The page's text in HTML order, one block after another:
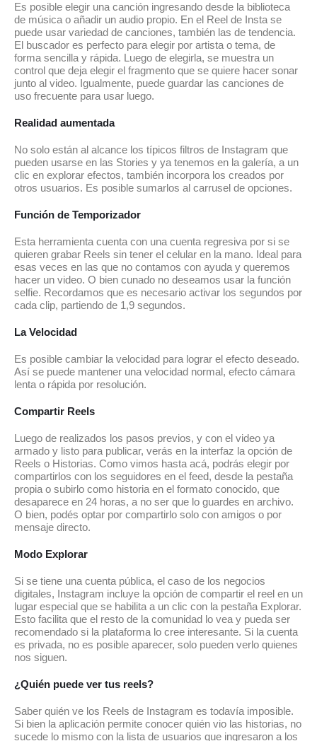
Es posible elegir una canción ingresando desde la biblioteca
de música o añadir un audio propio. En el Reel de Insta se
puede usar variedad de canciones, también las de tendencia.
El buscador es perfecto para elegir por artista o tema, de
forma sencilla y rápida. Luego de elegirla, se muestra un
control que deja elegir el fragmento que se quiere hacer sonar
junto al video. Igualmente, puede guardar las canciones de
uso frecuente para usar luego.
Realidad aumentada
No solo están al alcance los típicos filtros de Instagram que
pueden usarse en las Stories y ya tenemos en la galería, a un
clic en explorar efectos, también incorpora los creados por
otros usuarios. Es posible sumarlos al carrusel de opciones.
Función de Temporizador
Esta herramienta cuenta con una cuenta regresiva por si se
quieren grabar Reels sin tener el celular en la mano. Ideal para
esas veces en las que no contamos con ayuda y queremos
hacer un video. O bien cunado no deseamos usar la función
selfie. Recordamos que es necesario activar los segundos por
cada clip, partiendo de 1,9 segundos.
La Velocidad
Es posible cambiar la velocidad para lograr el efecto deseado.
Así se puede mantener una velocidad normal, efecto cámara
lenta o rápida por resolución.
Compartir Reels
Luego de realizados los pasos previos, y con el video ya
armado y listo para publicar, verás en la interfaz la opción de
Reels o Historias. Como vimos hasta acá, podrás elegir por
compartirlos con los seguidores en el feed, desde la pestaña
propia o subirlo como historia en el formato conocido, que
desaparece en 24 horas, a no ser que lo guardes en archivo.
O bien, podés optar por compartirlo solo con amigos o por
mensaje directo.
Modo Explorar
Si se tiene una cuenta pública, el caso de los negocios
digitales, Instagram incluye la opción de compartir el reel en un
lugar especial que se habilita a un clic con la pestaña Explorar.
Esto facilita que el resto de la comunidad lo vea y pueda ser
recomendado si la plataforma lo cree interesante. Si la cuenta
es privada, no es posible aparecer, solo pueden verlo quienes
nos siguen.
¿Quién puede ver tus reels?
Saber quién ve los Reels de Instagram es todavía imposible.
Si bien la aplicación permite conocer quién vio las historias, no
sucede lo mismo con la lista de usuarios que ingresaron a los